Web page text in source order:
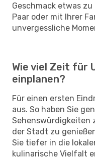
Geschmack etwas zu
Paar oder mit Ihrer
unvergessliche
Wie viel Zeit für
einplanen?
Für einen ersten
aus. So haben Sie
Sehenswürdigkeiten
der Stadt zu
Sie tiefer in die
kulinarische Vielfalt